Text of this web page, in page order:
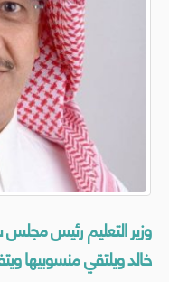
وزير التعليم رئيس
خالد ويلتقي منسوبيها